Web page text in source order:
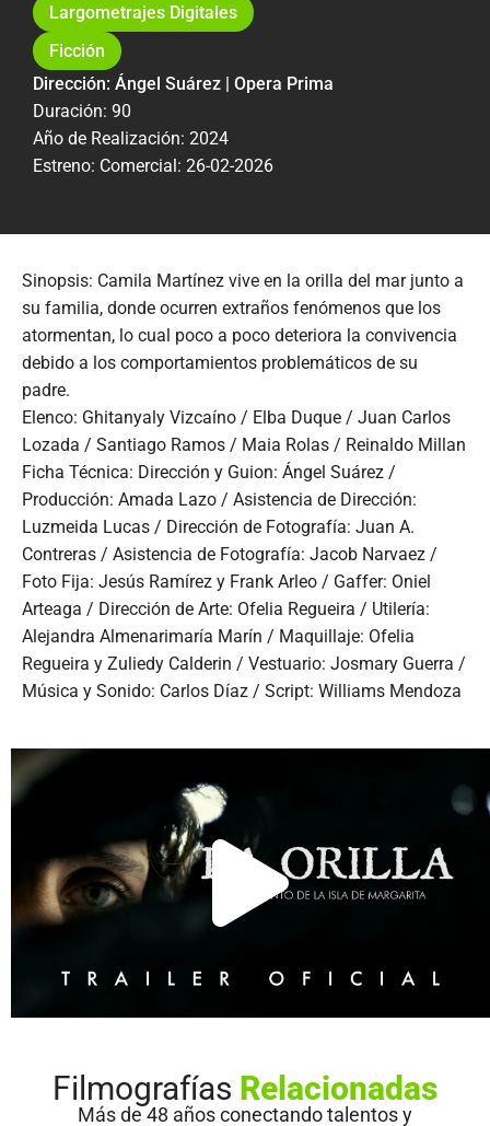
Largometrajes Digitales
Ficción
Dirección: Ángel Suárez | Opera Prima
Duración: 90
Año de Realización: 2024
Estreno: Comercial: 26-02-2026
Sinopsis: Camila Martínez vive en la orilla del mar junto a
su familia, donde ocurren extraños fenómenos que los
atormentan, lo cual poco a poco deteriora la convivencia
debido a los comportamientos problemáticos de su
padre.
Elenco: Ghitanyaly Vizcaíno / Elba Duque / Juan Carlos
Lozada / Santiago Ramos / Maia Rolas / Reinaldo Millan
Ficha Técnica: Dirección y Guion: Ángel Suárez /
Producción: Amada Lazo / Asistencia de Dirección:
Luzmeida Lucas / Dirección de Fotografía: Juan A.
Contreras / Asistencia de Fotografía: Jacob Narvaez /
Foto Fija: Jesús Ramírez y Frank Arleo / Gaffer: Oniel
Arteaga / Dirección de Arte: Ofelia Regueira / Utilería:
Alejandra Almenarimaría Marín / Maquillaje: Ofelia
Regueira y Zuliedy Calderin / Vestuario: Josmary Guerra /
Música y Sonido: Carlos Díaz / Script: Williams Mendoza
Filmografías Relacionadas
Más de 48 años conectando talentos y